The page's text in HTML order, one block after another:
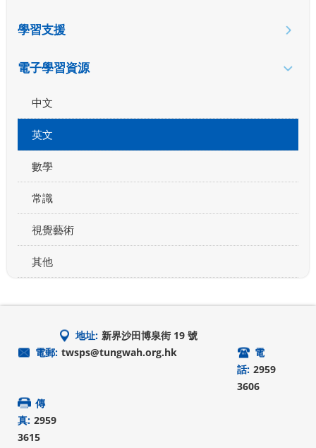
學習支援
電子學習資源
中文
英文
數學
常識
視覺藝術
其他
地址: 新界沙田博泉街 19 號
電郵: twsps@tungwah.org.hk
電
話: 2959
3606
傳
真: 2959
3615